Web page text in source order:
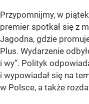
Przypomnijmy, w
premier spotkał się z
Jagodna, gdzie
Plus. Wydarzenie
i wy”. Polityk
i wypowiadał się na
w Polsce, a także